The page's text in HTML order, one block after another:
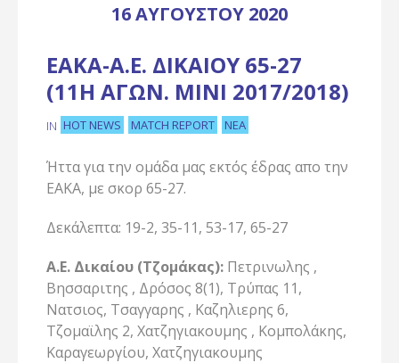
16 ΑΥΓΟΎΣΤΟΥ 2020
ΕΑΚΑ-Α.Ε. ΔΙΚΑΊΟΥ 65-27
(11Η ΑΓΩΝ. ΜΙΝΙ 2017/2018)
IN HOT NEWS MATCH REPORT ΝΈΑ
Ήττα για την ομάδα μας εκτός έδρας απο την
ΕΑΚΑ, με σκορ 65-27.
Δεκάλεπτα: 19-2, 35-11, 53-17, 65-27
Α.Ε. Δικαίου (Τζομάκας): Πετρινωλης ,
Βησσαριτης , Δρόσος 8(1), Τρύπας 11,
Νατσιος, Τσαγγαρης , Καζηλιερης 6,
Τζομαϊλης 2, Χατζηγιακουμης , Κομπολάκης,
Καραγεωργίου, Χατζηγιακουμης